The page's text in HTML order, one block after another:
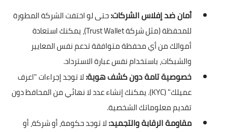
أمان ضد إفلاس الشركات:حتى لو اختفت الشركة المطورة
للمحفظة (مثل شركة Trust Wallet)، يمكنك استعادة
أموالك من أي محفظة متوافقة تدعم نفس المعايير
والشبكات، باستخدام نفس عبارة الاسترداد.
خصوصية تامة دون كشف هوية:لا توجد إجراءات "اعرف
عميلك" (KYC). يمكنك إنشاء عدد لا نهائي من المحافظ دون
تقديم معلوماتك الشخصية.
مقاومة الرقابة والتجميد:لا توجد حكومة، أو شركة، أو